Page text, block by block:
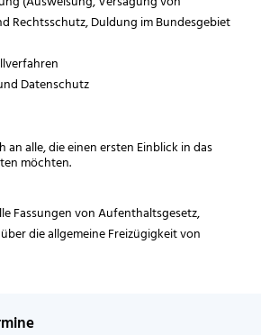
Rechtsschutz, Duldung im Bundesgebiet
Datenschutz
an alle, die einen ersten Einblick in das
möchten.
Fassungen von Aufenthaltsgesetz,
die allgemeine Freizügigkeit von